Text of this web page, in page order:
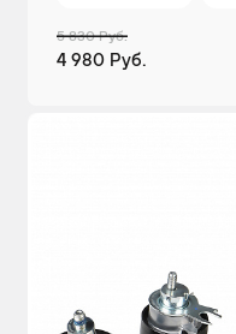
5 830 Руб.
4 980 Руб.